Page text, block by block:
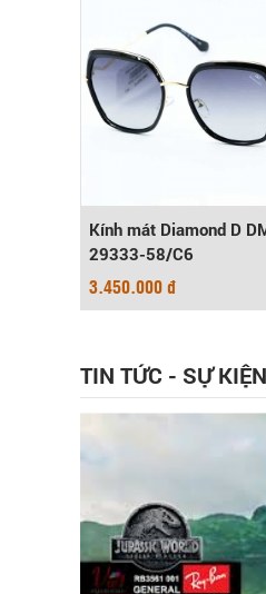
Kính mát Diamond D
29333-58/C6
3.450.000 đ
TIN TỨC - SỰ KIỆN